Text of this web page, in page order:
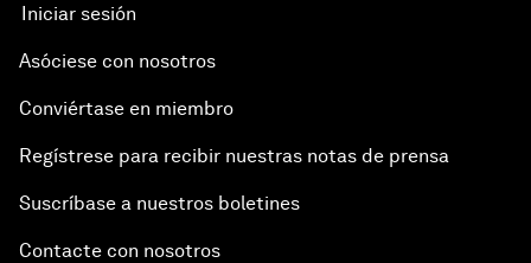
Iniciar sesión
Asóciese con nosotros
Conviértase en miembro
Regístrese para recibir nuestras notas de prensa
Suscríbase a nuestros boletines
Contacte con nosotros